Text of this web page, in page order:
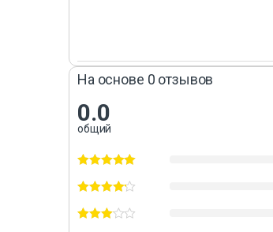
На основе 0 отзывов
0.0
общий